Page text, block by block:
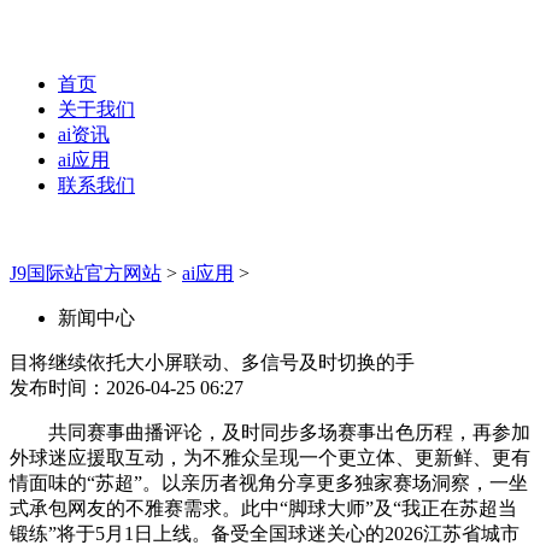
首页
关于我们
ai资讯
ai应用
联系我们
J9国际站官方网站 > ai应用 >
新闻中心
目将继续依托大小屏联动、多信号及时切换的手
发布时间：2026-04-25 06:27
共同赛事曲播评论，及时同步多场赛事出色历程，再参加
外球迷应援取互动，为不雅众呈现一个更立体、更新鲜、更有
情面味的“苏超”。以亲历者视角分享更多独家赛场洞察，一坐
式承包网友的不雅赛需求。此中“脚球大师”及“我正在苏超当
锻练”将于5月1日上线。备受全国球迷关心的2026江苏省城市